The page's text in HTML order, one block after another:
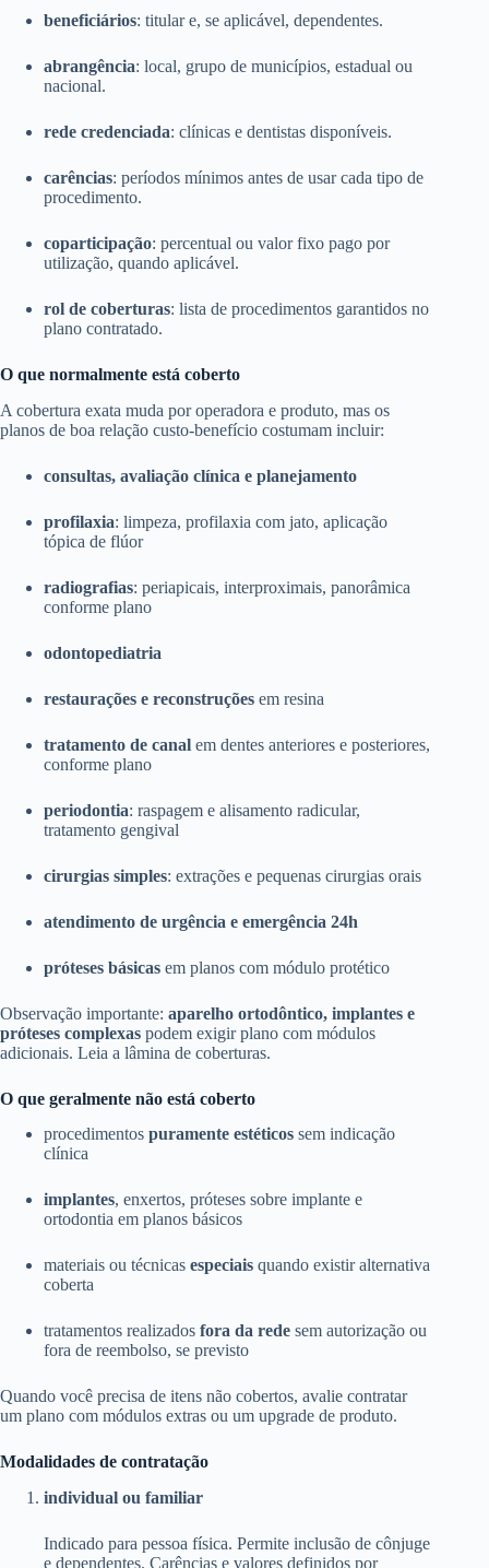
beneficiários: titular e, se aplicável, dependentes.
abrangência: local, grupo de municípios, estadual ou
nacional.
rede credenciada: clínicas e dentistas disponíveis.
carências: períodos mínimos antes de usar cada tipo de
procedimento.
coparticipação: percentual ou valor fixo pago por
utilização, quando aplicável.
rol de coberturas: lista de procedimentos garantidos no
plano contratado.
O que normalmente está coberto
A cobertura exata muda por operadora e produto, mas os
planos de boa relação custo-benefício costumam incluir:
consultas, avaliação clínica e planejamento
profilaxia: limpeza, profilaxia com jato, aplicação
tópica de flúor
radiografias: periapicais, interproximais, panorâmica
conforme plano
odontopediatria
restaurações e reconstruções em resina
tratamento de canal em dentes anteriores e posteriores,
conforme plano
periodontia: raspagem e alisamento radicular,
tratamento gengival
cirurgias simples: extrações e pequenas cirurgias orais
atendimento de urgência e emergência 24h
próteses básicas em planos com módulo protético
Observação importante: aparelho ortodôntico, implantes e
próteses complexas podem exigir plano com módulos
adicionais. Leia a lâmina de coberturas.
O que geralmente não está coberto
procedimentos puramente estéticos sem indicação
clínica
implantes, enxertos, próteses sobre implante e
ortodontia em planos básicos
materiais ou técnicas especiais quando existir alternativa
coberta
tratamentos realizados fora da rede sem autorização ou
fora de reembolso, se previsto
Quando você precisa de itens não cobertos, avalie contratar
um plano com módulos extras ou um upgrade de produto.
Modalidades de contratação
individual ou familiar
Indicado para pessoa física. Permite inclusão de cônjuge
e dependentes. Carências e valores definidos por